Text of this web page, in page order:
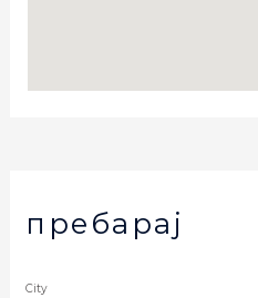
пребарај
City